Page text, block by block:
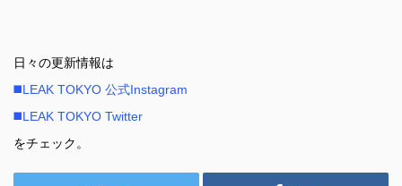
日々の更新情報は
◼️LEAK TOKYO 公式Instagram
◼️LEAK TOKYO Twitter
をチェック。